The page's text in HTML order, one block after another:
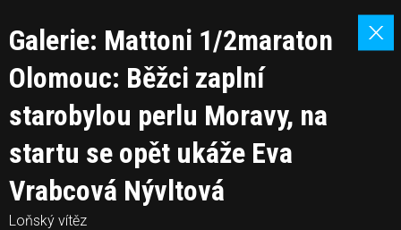
Galerie: Mattoni 1/2maraton
Olomouc: Běžci zaplní
starobylou perlu Moravy, na
startu se opět ukáže Eva
Vrabcová Nývltová
Loňský vítěz